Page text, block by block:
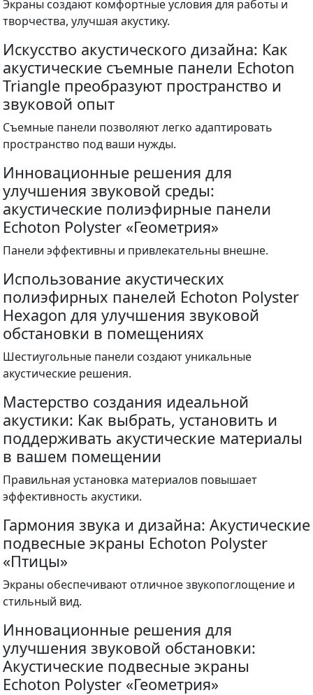
Экраны создают комфортные условия для работы и
творчества, улучшая акустику.
Искусство акустического дизайна: Как
акустические съемные панели Echoton
Triangle преобразуют пространство и
звуковой опыт
Съемные панели позволяют легко адаптировать
пространство под ваши нужды.
Инновационные решения для
улучшения звуковой среды:
акустические полиэфирные панели
Echoton Polyster «Геометрия»
Панели эффективны и привлекательны внешне.
Использование акустических
полиэфирных панелей Echoton Polyster
Hexagon для улучшения звуковой
обстановки в помещениях
Шестиугольные панели создают уникальные
акустические решения.
Мастерство создания идеальной
акустики: Как выбрать, установить и
поддерживать акустические материалы
в вашем помещении
Правильная установка материалов повышает
эффективность акустики.
Гармония звука и дизайна: Акустические
подвесные экраны Echoton Polyster
«Птицы»
Экраны обеспечивают отличное звукопоглощение и
стильный вид.
Инновационные решения для
улучшения звуковой обстановки:
Акустические подвесные экраны
Echoton Polyster «Геометрия»